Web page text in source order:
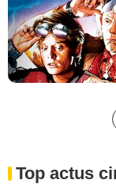
Top actus